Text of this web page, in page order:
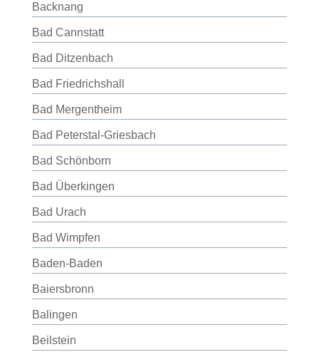
Backnang
Bad Cannstatt
Bad Ditzenbach
Bad Friedrichshall
Bad Mergentheim
Bad Peterstal-Griesbach
Bad Schönborn
Bad Überkingen
Bad Urach
Bad Wimpfen
Baden-Baden
Baiersbronn
Balingen
Beilstein